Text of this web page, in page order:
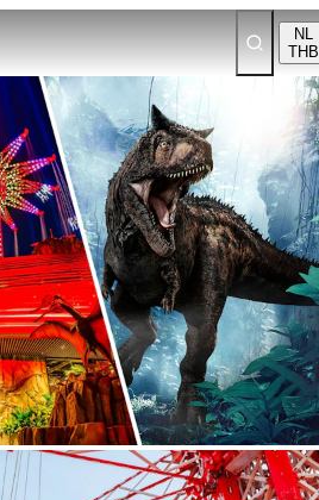
NL
THB